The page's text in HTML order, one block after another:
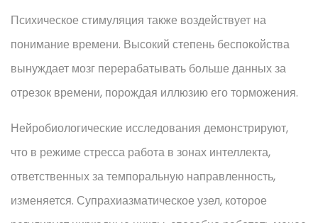
Психическое стимуляция также воздействует на
понимание времени. Высокий степень беспокойства
вынуждает мозг перерабатывать больше данных за
отрезок времени, порождая иллюзию его торможения.
Нейробиологические исследования демонстрируют,
что в режиме стресса работа в зонах интеллекта,
ответственных за темпоральную направленность,
изменяется. Супрахиазматическое узел, которое